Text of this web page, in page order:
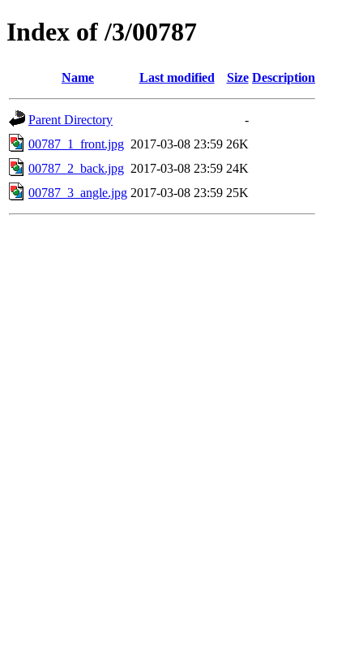
Index of /3/00787
Name Last modified Size Description
Parent Directory
-
00787_1_front.jpg 2017-03-08 23:59 26K
00787_2_back.jpg 2017-03-08 23:59 24K
00787_3_angle.jpg 2017-03-08 23:59 25K